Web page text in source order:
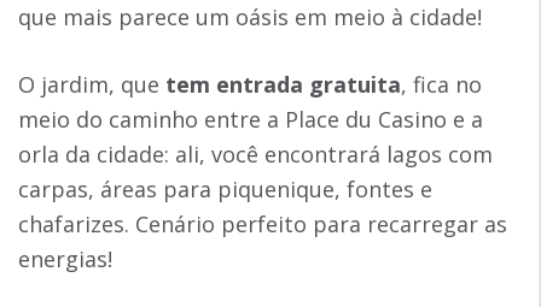
que mais parece um oásis em meio à cidade!
O jardim, que tem entrada gratuita, fica no
meio do caminho entre a Place du Casino e a
orla da cidade: ali, você encontrará lagos com
carpas, áreas para piquenique, fontes e
chafarizes. Cenário perfeito para recarregar as
energias!